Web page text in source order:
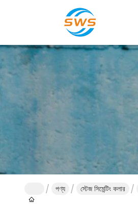
পণ্য স্টেজ সিমেন্টিং কলার